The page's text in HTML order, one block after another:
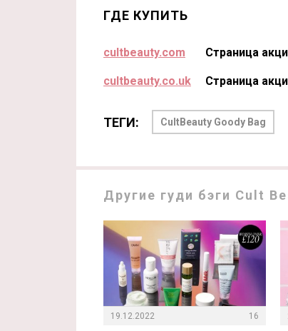
ГДЕ КУПИТЬ
cultbeauty.com Страница
cultbeauty.co.uk Страница
ТЕГИ: CultBeauty Goody Bag
Другие гуди бэги Cult
19.12.2022 16